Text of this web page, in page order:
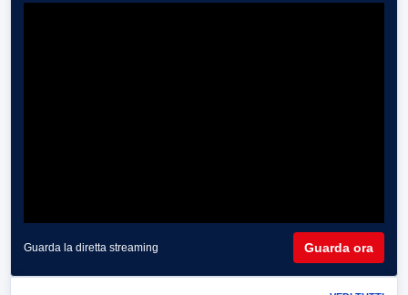
Guarda la diretta streaming Guarda ora